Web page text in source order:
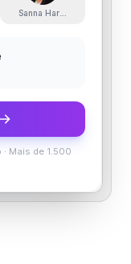
Sanna Hartfield - Sassy
· Mais de 1.500